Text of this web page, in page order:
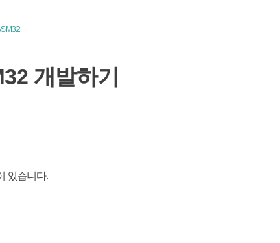
개발하기
있습니다.